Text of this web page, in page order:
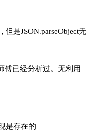
， 但是JSON.parseObject无
傅已经分析过。 无利用
是存在的